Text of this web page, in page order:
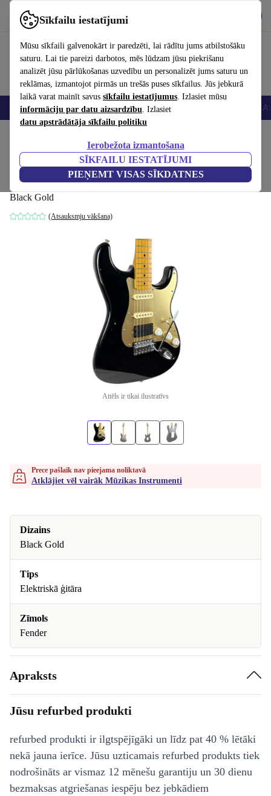
Sīkfailu iestatījumi
Mūsu sīkfaili galvenokārt ir paredzēti, lai rādītu jums atbilstošāku
saturu. Lai tie pareizi darbotos, mēs lūdzam jūsu piekrišanu
analizēt jūsu pārlūkošanas uzvedību un personalizēt jums saturu un
reklāmas, izmantojot pirmās un trešās puses sīkfailus. Jūs jebkurā
laikā varat mainīt savus sīkfailu iestatījumus. Izlasiet mūsu
informāciju par datu aizsardzību. Izlasiet
datu apstrādātāja sīkfailu politiku
Ierobežota izmantošana
SĪKFAILU IESTATĪJUMI
PIEŅEMT VISAS SĪKDATNES
Izmantojiet refurbed ātri un viegli
Viedtālruņi Portatīvie datori Planšetes Viedpulksteņi
Fender Japan 57´ Reissue Stratocaster
2006-2008 - Black Gold
Black Gold
(Atsauksmju vākšana)
Attēls ir tikai ilustratīvs
Prece pašlaik nav pieejama noliktavā
Atklājiet vēl vairāk Mūzikas Instrumenti
Dizains
Black Gold
Tips
Elektriskā ģitāra
Zīmols
Fender
Apraksts
Jūsu refurbed produkti
refurbed produkti ir ilgtspējīgāki un līdz pat 40 % lētāki
nekā jauna ierīce. Jūsu uzticamais refurbed produkts tiek
nodrošināts ar vismaz 12 mēnešu garantiju un 30 dienu
bezmaksas atgriešanas iespēju bez jebkādiem